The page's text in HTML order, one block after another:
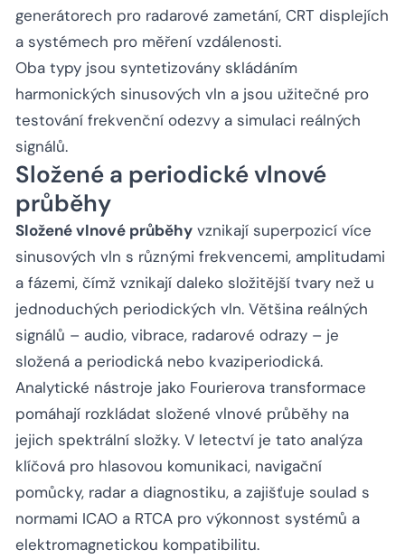
generátorech pro radarové zametání, CRT displejích
a systémech pro měření vzdálenosti.
Oba typy jsou syntetizovány skládáním
harmonických sinusových vln a jsou užitečné pro
testování frekvenční odezvy a simulaci reálných
signálů.
Složené a periodické vlnové
průběhy
Složené vlnové průběhy vznikají superpozicí více
sinusových vln s různými frekvencemi, amplitudami
a fázemi, čímž vznikají daleko složitější tvary než u
jednoduchých periodických vln. Většina reálných
signálů – audio, vibrace, radarové odrazy – je
složená a periodická nebo kvaziperiodická.
Analytické nástroje jako Fourierova transformace
pomáhají rozkládat složené vlnové průběhy na
jejich spektrální složky. V letectví je tato analýza
klíčová pro hlasovou komunikaci, navigační
pomůcky, radar a diagnostiku, a zajišťuje soulad s
normami ICAO a RTCA pro výkonnost systémů a
elektromagnetickou kompatibilitu.